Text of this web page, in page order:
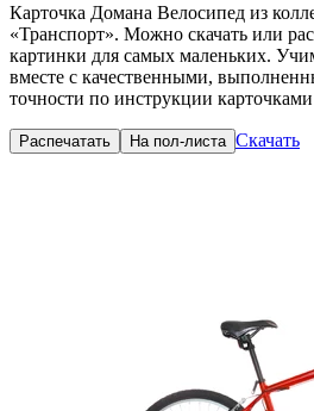
Карточка Домана Велосипед из
«Транспорт». Можно скачать или
картинки для самых маленьких.
вместе с качественными,
точности по инструкции
Распечатать На пол-листа Скачать